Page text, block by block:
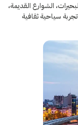
الشوارع القديمة،
سياحية ثقافية